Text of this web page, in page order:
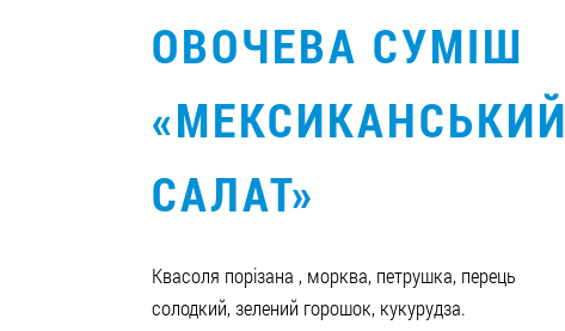
ОВОЧЕВА СУМІШ
«МЕКСИКАНСЬКИЙ
САЛАТ»
Квасоля порізана , морква, петрушка, перець
солодкий, зелений горошок, кукурудза.